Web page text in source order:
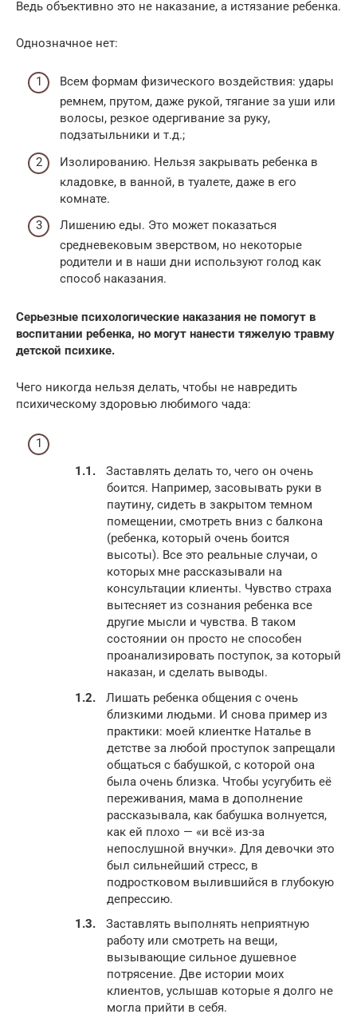
Ведь объективно это не наказание, а истязание ребенка.
Однозначное нет:
Всем формам физического воздействия: удары
ремнем, прутом, даже рукой, тягание за уши или
волосы, резкое одергивание за руку,
подзатыльники и т.д.;
Изолированию. Нельзя закрывать ребенка в
кладовке, в ванной, в туалете, даже в его
комнате.
Лишению еды. Это может показаться
средневековым зверством, но некоторые
родители и в наши дни используют голод как
способ наказания.
Серьезные психологические наказания не помогут в
воспитании ребенка, но могут нанести тяжелую травму
детской психике.
Чего никогда нельзя делать, чтобы не навредить
психическому здоровью любимого чада:
Заставлять делать то, чего он очень
боится. Например, засовывать руки в
паутину, сидеть в закрытом темном
помещении, смотреть вниз с балкона
(ребенка, который очень боится
высоты). Все это реальные случаи, о
которых мне рассказывали на
консультации клиенты. Чувство страха
вытесняет из сознания ребенка все
другие мысли и чувства. В таком
состоянии он просто не способен
проанализировать поступок, за который
наказан, и сделать выводы.
Лишать ребенка общения с очень
близкими людьми. И снова пример из
практики: моей клиентке Наталье в
детстве за любой проступок запрещали
общаться с бабушкой, с которой она
была очень близка. Чтобы усугубить её
переживания, мама в дополнение
рассказывала, как бабушка волнуется,
как ей плохо — «и всё из-за
непослушной внучки». Для девочки это
был сильнейший стресс, в
подростковом вылившийся в глубокую
депрессию.
Заставлять выполнять неприятную
работу или смотреть на вещи,
вызывающие сильное душевное
потрясение. Две истории моих
клиентов, услышав которые я долго не
могла прийти в себя.